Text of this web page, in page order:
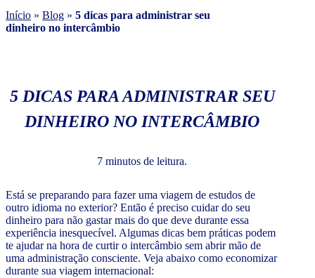
Início » Blog » 5 dicas para administrar seu
dinheiro no intercâmbio
5 DICAS PARA ADMINISTRAR SEU
DINHEIRO NO INTERCÂMBIO
7 minutos de leitura.
Está se preparando para fazer uma viagem de estudos de
outro idioma no exterior? Então é preciso cuidar do seu
dinheiro para não gastar mais do que deve durante essa
experiência inesquecível. Algumas dicas bem práticas podem
te ajudar na hora de curtir o intercâmbio sem abrir mão de
uma administração consciente. Veja abaixo como economizar
durante sua viagem internacional: